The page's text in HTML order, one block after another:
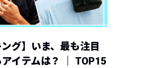
ング】いま、最も注目
イテムは？ ｜ TOP15